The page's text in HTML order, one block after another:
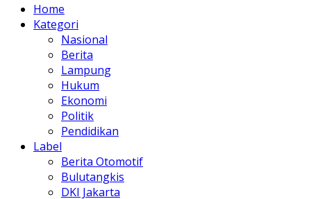
Home
Kategori
Nasional
Berita
Lampung
Hukum
Ekonomi
Politik
Pendidikan
Label
Berita Otomotif
Bulutangkis
DKI Jakarta